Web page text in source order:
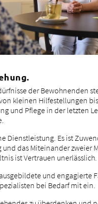
der Bewohnenden
kleinen Hilfestellungen
und Pflege in der letzten
Dienstleistung. Es ist
das Miteinander zweier
ist Vertrauen unerlässlich.
und engagierte
bei Bedarf mit ein.